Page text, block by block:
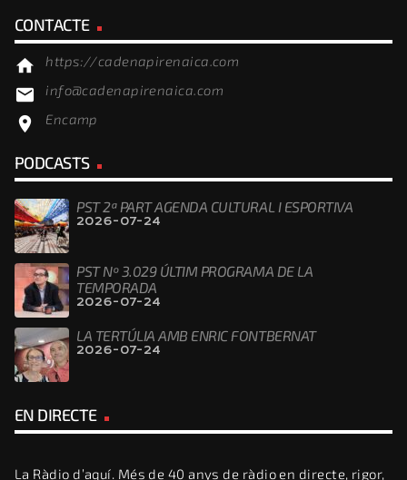
CONTACTE
home https://cadenapirenaica.com
email info@cadenapirenaica.com
location_on Encamp
PODCASTS
PST 2ª PART AGENDA CULTURAL I ESPORTIVA
2026-07-24
PST Nº 3.029 ÚLTIM PROGRAMA DE LA
TEMPORADA
2026-07-24
LA TERTÚLIA AMB ENRIC FONTBERNAT
2026-07-24
EN DIRECTE
La Ràdio d’aquí. Més de 40 anys de ràdio en directe, rigor,